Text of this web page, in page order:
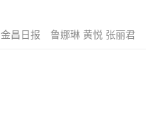
昌日报 鲁娜琳 黄悦 张丽君